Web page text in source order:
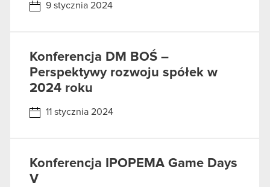
9 stycznia 2024
Konferencja DM BOŚ –
Perspektywy rozwoju spółek w
2024 roku
11 stycznia 2024
Konferencja IPOPEMA Game Days
V